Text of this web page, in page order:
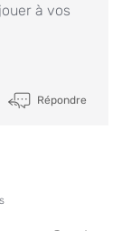
à vos
Répondre